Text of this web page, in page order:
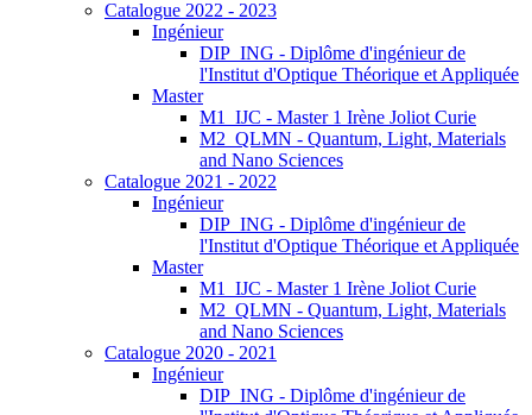
Catalogue 2022 - 2023
Ingénieur
DIP_ING - Diplôme d'ingénieur de
l'Institut d'Optique Théorique et Appliquée
Master
M1_IJC - Master 1 Irène Joliot Curie
M2_QLMN - Quantum, Light, Materials
and Nano Sciences
Catalogue 2021 - 2022
Ingénieur
DIP_ING - Diplôme d'ingénieur de
l'Institut d'Optique Théorique et Appliquée
Master
M1_IJC - Master 1 Irène Joliot Curie
M2_QLMN - Quantum, Light, Materials
and Nano Sciences
Catalogue 2020 - 2021
Ingénieur
DIP_ING - Diplôme d'ingénieur de